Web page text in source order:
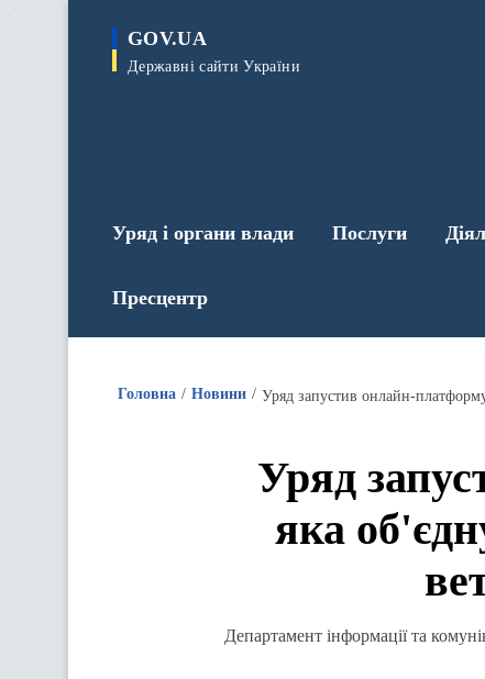
GOV.UA
Державні сайти України
Уряд і органи влади Послуги
Пресцентр
Головна Новини
Уряд
яка
Департамент інформації та